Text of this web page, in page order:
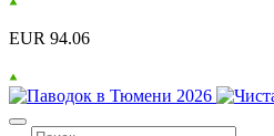
EUR 94.06